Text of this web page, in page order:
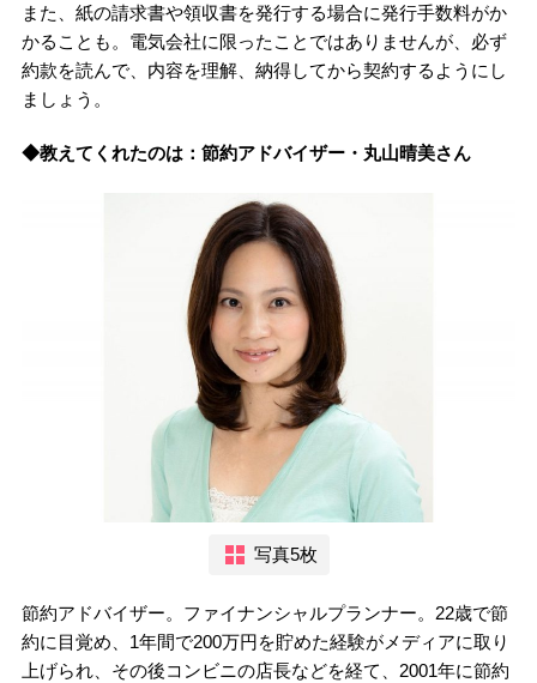
また、紙の請求書や領収書を発行する場合に発行手数料がか
かることも。電気会社に限ったことではありませんが、必ず
約款を読んで、内容を理解、納得してから契約するようにし
ましょう。
◆教えてくれたのは：節約アドバイザー・丸山晴美さん
写真5枚
節約アドバイザー。ファイナンシャルプランナー。22歳で節
約に目覚め、1年間で200万円を貯めた経験がメディアに取り
上げられ、その後コンビニの店長などを経て、2001年に節約